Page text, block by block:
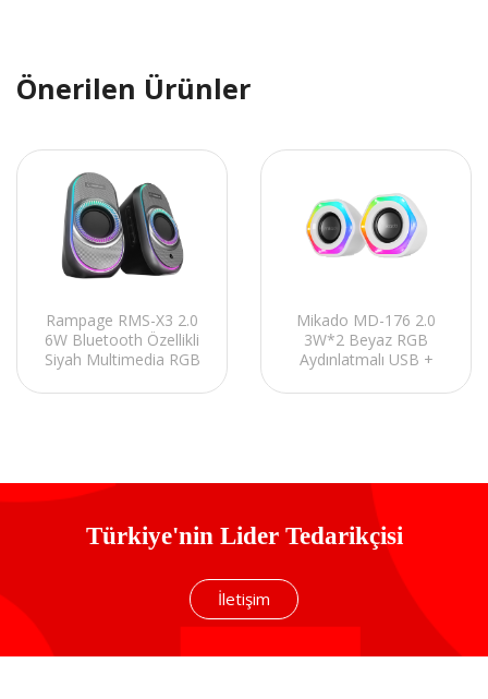
Önerilen Ürünler
Rampage RMS-X3 2.0
6W Bluetooth Özellikli
Siyah Multimedia RGB
Speaker
Mikado MD-176 2.0
3W*2 Beyaz RGB
Aydınlatmalı USB +
Speaker Hoparlör
Türkiye'nin Lider Tedarikçisi
İletişim